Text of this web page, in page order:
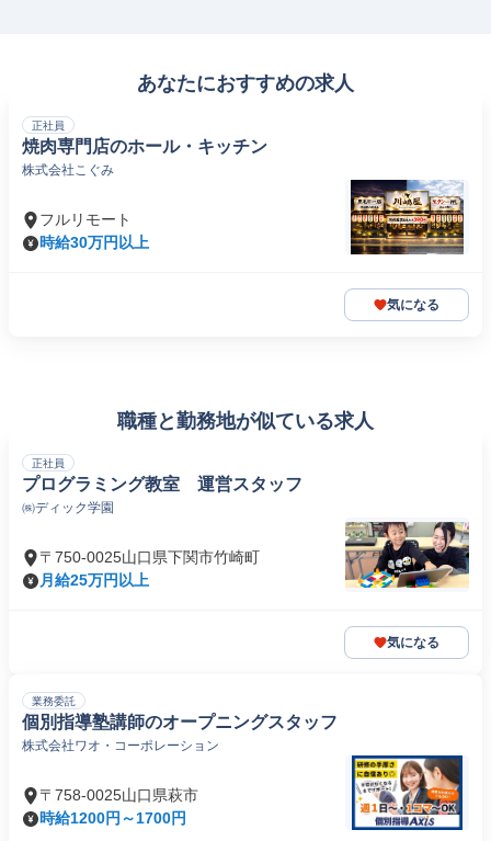
あなたにおすすめの求人
正社員
焼肉専門店のホール・キッチン
株式会社こぐみ
フルリモート
時給30万円以上
気になる
職種と勤務地が似ている求人
正社員
プログラミング教室 運営スタッフ
㈱ディック学園
〒750-0025山口県下関市竹崎町
月給25万円以上
気になる
業務委託
個別指導塾講師のオープニングスタッフ
株式会社ワオ・コーポレーション
〒758-0025山口県萩市
時給1200円～1700円